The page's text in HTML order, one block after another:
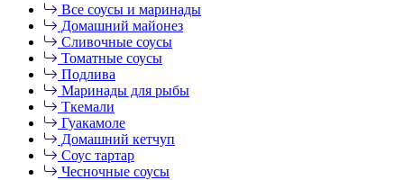
Все соусы и маринады
Домашний майонез
Сливочные соусы
Томатные соусы
Подлива
Маринады для рыбы
Ткемали
Гуакамоле
Домашний кетчуп
Соус тартар
Чесночные соусы